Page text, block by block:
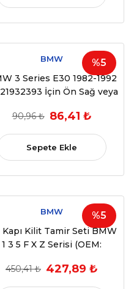
%5
BMW
3 Series E30 1982-1992
İçin Ön Sağ veya
Kızak Makarası
90,96 ₺ 86,41 ₺
Sepete Ekle
%5
BMW
Kapı Kilit Tamir Seti BMW
1 3 5 F X Z Serisi (OEM:
450,41 ₺ 427,89 ₺